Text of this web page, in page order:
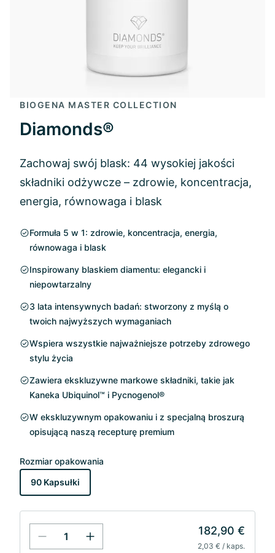
BIOGENA MASTER COLLECTION
Diamonds®
Zachowaj swój blask: 44 wysokiej jakości
składniki odżywcze – zdrowie, koncentracja,
energia, równowaga i blask
Formuła 5 w 1: zdrowie, koncentracja, energia,
równowaga i blask
Inspirowany blaskiem diamentu: elegancki i
niepowtarzalny
3 lata intensywnych badań: stworzony z myślą o
twoich najwyższych wymaganiach
Wspiera wszystkie najważniejsze potrzeby zdrowego
stylu życia
Zawiera ekskluzywne markowe składniki, takie jak
Kaneka Ubiquinol™ i Pycnogenol®
W ekskluzywnym opakowaniu i z specjalną broszurą
opisującą naszą recepturę premium
Rozmiar opakowania
90 Kapsułki
182,90 €
2,03 € / kaps.